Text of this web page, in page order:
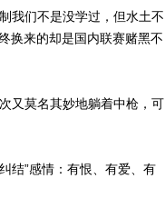
我们不是没学过，但水土不
换来的却是国内联赛赌黑不
又莫名其妙地躺着中枪，可
结”感情：有恨、有爱、有